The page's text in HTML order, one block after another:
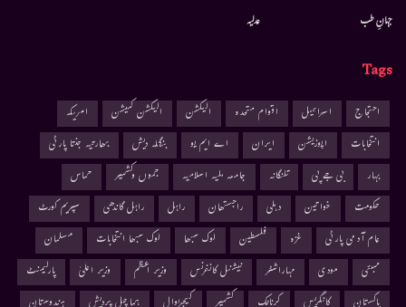
جہانِ طب
عدلیہ
Tags
احتجاج اسرائیل اقوام متحدہ الیکشن الیکشن کمیشن
امریکہ
انتخابات
اپوزیشن ایران اے ایم یو بنگلہ دیش
بھارتیہ جنتا پارٹی
بہار
بی جے پی تلنگانہ جامعہ ملیہ اسلامیہ جموں وکشمیر
حماس
حکومت
خواتین دہلی راجستھان راہل راہل گاندھی
سپریم کورٹ
عام آدمی پارٹی
غزہ فلسطین لوک سبھا لوک سبھا انتخابات
مسلمان
ممبئی
مودی مہاراشٹر نیشنل کانفرنس وزیر اعظم وزیر اعلیٰ
پارلیمنٹ